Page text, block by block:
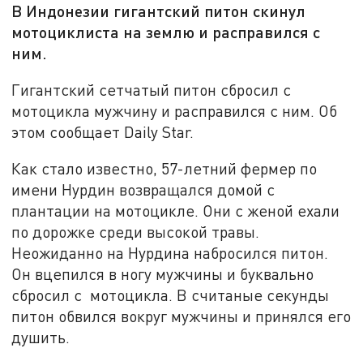
В Индонезии гигантский питон скинул
мотоциклиста на землю и расправился с
ним.
Гигантский сетчатый питон сбросил с
мотоцикла мужчину и расправился с ним. Об
этом сообщает Daily Star.
Как стало известно, 57-летний фермер по
имени Нурдин возвращался домой с
плантации на мотоцикле. Они с женой ехали
по дорожке среди высокой травы.
Неожиданно на Нурдина набросился питон.
Он вцепился в ногу мужчины и буквально
сбросил с мотоцикла. В считаные секунды
питон обвился вокруг мужчины и принялся его
душить.